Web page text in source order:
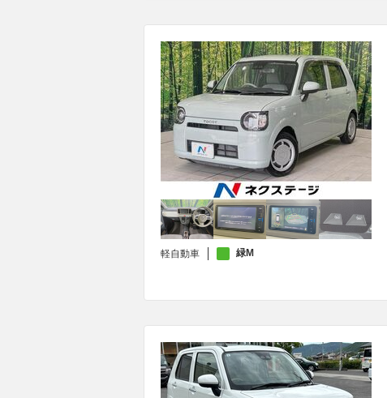
軽自動車 緑M